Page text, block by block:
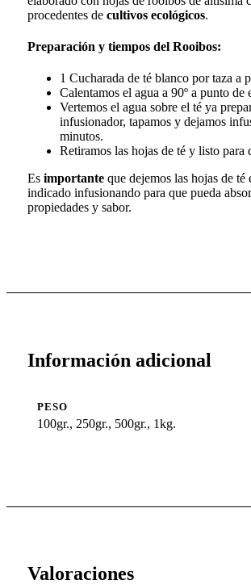
procedentes decultivos ecológicos.
Preparación y tiempos del Rooibos:
1 Cucharada de té blanco por taza a
Calentamos el agua a 90º a punto de
Vertemos el agua sobre el té ya
infusionador, tapamos y dejamos
minutos.
Retiramos las hojas de té y listo para
Es importanteque dejemos las hojas de té
indicado infusionando para que pueda
propiedades y sabor.
Información adicional
PESO
100gr., 250gr., 500gr., 1kg.
Valoraciones